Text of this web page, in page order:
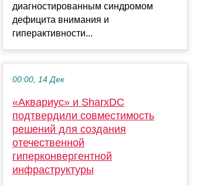
диагностированным синдромом
дефицита внимания и
гиперактивности...
00:00, 14 Дек
«Аквариус» и SharxDC
подтвердили совместимость
решений для создания
отечественной
гиперконвергентной
инфраструктуры